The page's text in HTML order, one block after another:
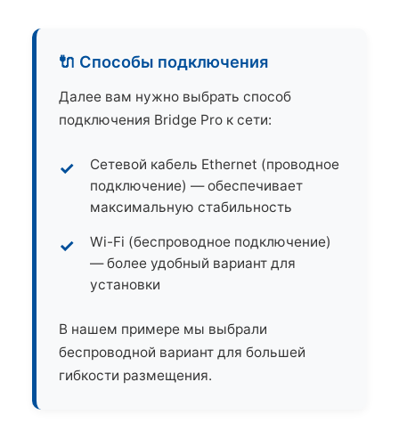
🔌 Способы подключения
Далее вам нужно выбрать способ
подключения Bridge Pro к сети:
Сетевой кабель Ethernet (проводное
подключение) — обеспечивает
максимальную стабильность
Wi-Fi (беспроводное подключение)
— более удобный вариант для
установки
В нашем примере мы выбрали
беспроводной вариант для большей
гибкости размещения.